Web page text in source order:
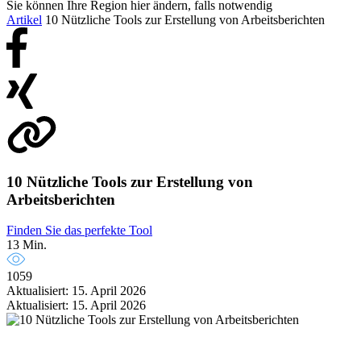
Sie können Ihre Region hier ändern, falls notwendig
Artikel 10 Nützliche Tools zur Erstellung von Arbeitsberichten
10 Nützliche Tools zur Erstellung von
Arbeitsberichten
Finden Sie das perfekte Tool
13 Min.
1059
Aktualisiert: 15. April 2026
Aktualisiert: 15. April 2026